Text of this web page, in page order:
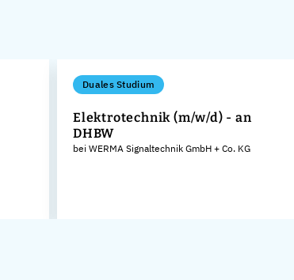
Duales Studium
Elektrotechnik (m/w/d) - an
DHBW
bei WERMA Signaltechnik GmbH + Co. KG